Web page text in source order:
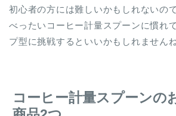
初心者の方には難しいかもしれないの
べったいコーヒー計量スプーンに慣れ
プ型に挑戦するといいかもしれません
コーヒー計量スプーンの